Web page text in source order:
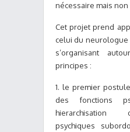
nécessaire mais
Cet projet prend
celui du neurologue
s’organisant
principes :
1. le premier
des fonctions
hierarchisation
psychiques